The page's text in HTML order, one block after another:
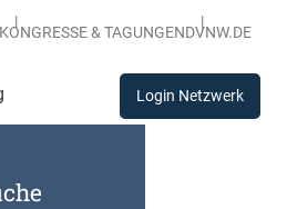
KONGRESSE & TAGUNGENDVNW.DE
Login Netzwerk